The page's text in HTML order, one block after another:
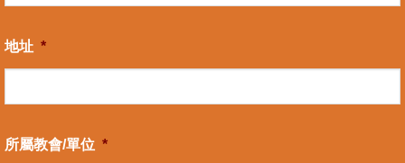
地址 *
所屬教會/單位 *